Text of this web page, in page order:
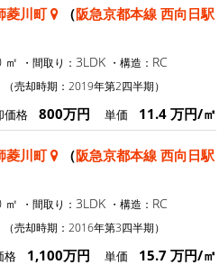
菱川町 （阪急京都本線 西向日駅
㎡ ・間取り： 3LDK ・構造： RC
（売却時期：2019年第2四半期）
価格 800万円 単価 11.4 万円/㎡
菱川町 （阪急京都本線 西向日駅
㎡ ・間取り： 3LDK ・構造： RC
（売却時期：2016年第3四半期）
格 1,100万円 単価 15.7 万円/㎡